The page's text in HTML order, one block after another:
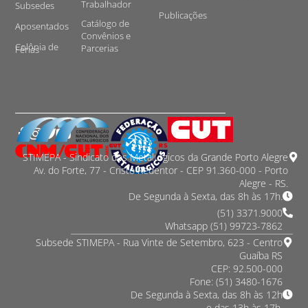
Subsedes
Aposentados
Colônia de
Férias
Trabalhador
Catálogo de
Convênios e
Parcerias
Publicações
STIMEPA - Sindicato dos Metalurgicos da Grande Porto Alegre
Av. do Forte, 77 - Cristo Redentor - CEP 91.360-000 - Porto
Alegre - RS.
De Segunda à Sexta, das 8h às 17h.
(51) 3371.9000
Whatsapp (51) 99723-7862
Subsede STIMEPA - Rua Vinte de Setembro, 623 - Centro
Guaíba RS
CEP: 92.500-000
Fone: (51) 3480-1676
De Segunda à Sexta, das 8h às 12h